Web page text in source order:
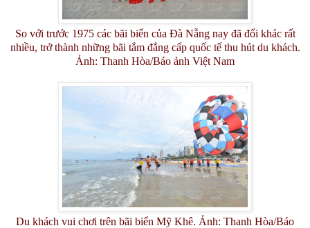
So với trước 1975 các bãi biển của Đà Nẵng nay đã đổi khác rất
nhiều, trở thành những bãi tắm đẳng cấp quốc tế thu hút du khách.
Ảnh: Thanh Hòa/Báo ảnh Việt Nam
Du khách vui chơi trên bãi biển Mỹ Khê. Ảnh: Thanh Hòa/Báo